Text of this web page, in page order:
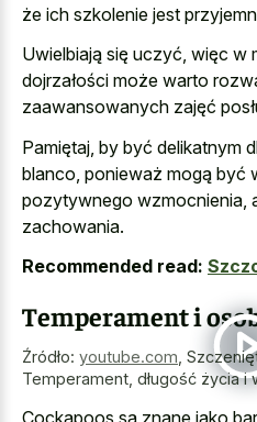
że ich szkolenie jest
Uwielbiają się uczyć, więc w
dojrzałości może warto
zaawansowanych zajęć
Pamiętaj, by być delikatnym
blanco, ponieważ mogą być
pozytywnego wzmocnienia,
zachowania.
Recommended read:
Temperament i
Źródło: youtube.com
Temperament, długość życia i
Cockapoos są znane jako